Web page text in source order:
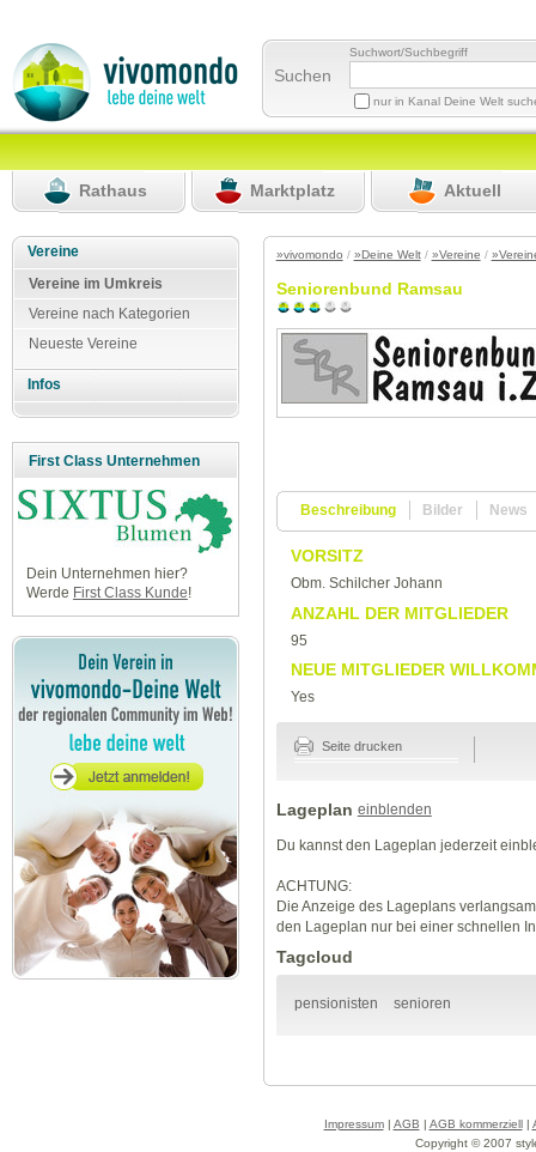
Suchen
Suchwort/Suchbegriff
nur in Kanal Deine Welt
Rathaus Marktplatz Aktuell
Vereine
Vereine im Umkreis
Vereine nach Kategorien
Neueste Vereine
Infos
First Class Unternehmen
Dein Unternehmen hier?
Werde First Class Kunde!
»vivomondo / »Deine Welt/ »Vereine /
Seniorenbund Ramsau
Beschreibung Bilder News
VORSITZ
Obm. Schilcher Johann
ANZAHL DER MITGLIEDER
95
NEUE MITGLIEDER
Yes
Seite drucken
Lageplan einblenden
Du kannst den Lageplan jederzeit
ACHTUNG:
Die Anzeige des Lageplans
den Lageplan nur bei einer schnellen
Tagcloud
pensionisten senioren
Impressum| AGB | AGB kommerziell|
Copyright © 2007